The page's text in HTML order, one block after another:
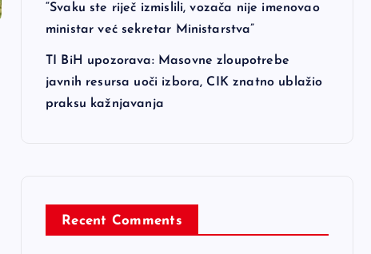
“Svaku ste riječ izmislili, vozača nije imenovao
ministar već sekretar Ministarstva”
TI BiH upozorava: Masovne zloupotrebe
javnih resursa uoči izbora, CIK znatno ublažio
praksu kažnjavanja
Recent Comments